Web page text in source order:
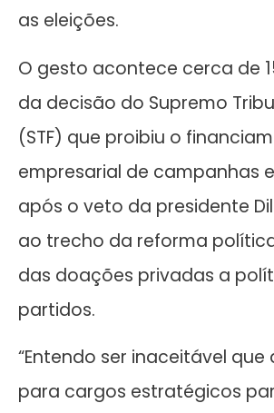
as eleições.
O gesto acontece cerca de
da decisão do Supremo
(STF) que proibiu o
empresarial de campanhas
após o veto da presidente
ao trecho da reforma
das doações privadas a
partidos.
“Entendo ser inaceitável
para cargos estratégicos